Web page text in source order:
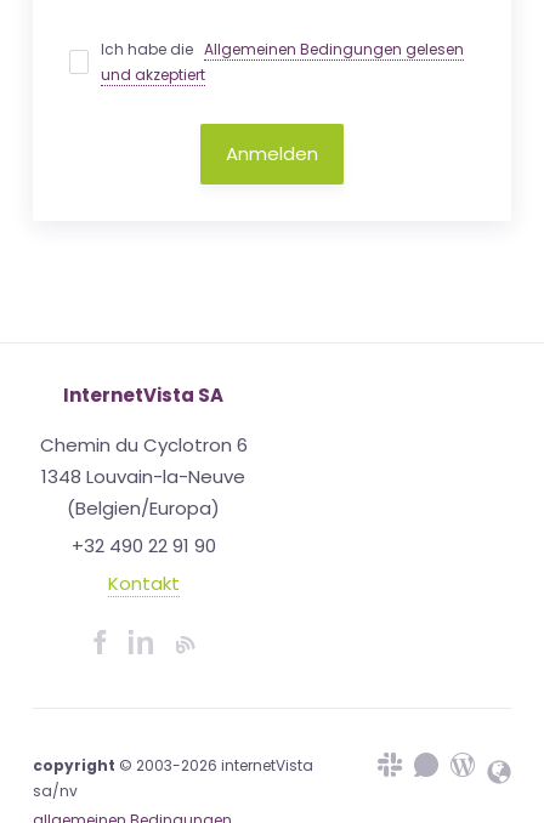
Ich habe dieAllgemeinen Bedingungen gelesen
und akzeptiert
Anmelden
InternetVista SA
Chemin du Cyclotron 6
1348 Louvain-la-Neuve
(Belgien/Europa)
+32 490 22 91 90
Kontakt
copyright © 2003-2026 internetVista
sa/nv